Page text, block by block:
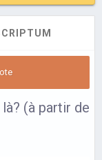
(à partir de